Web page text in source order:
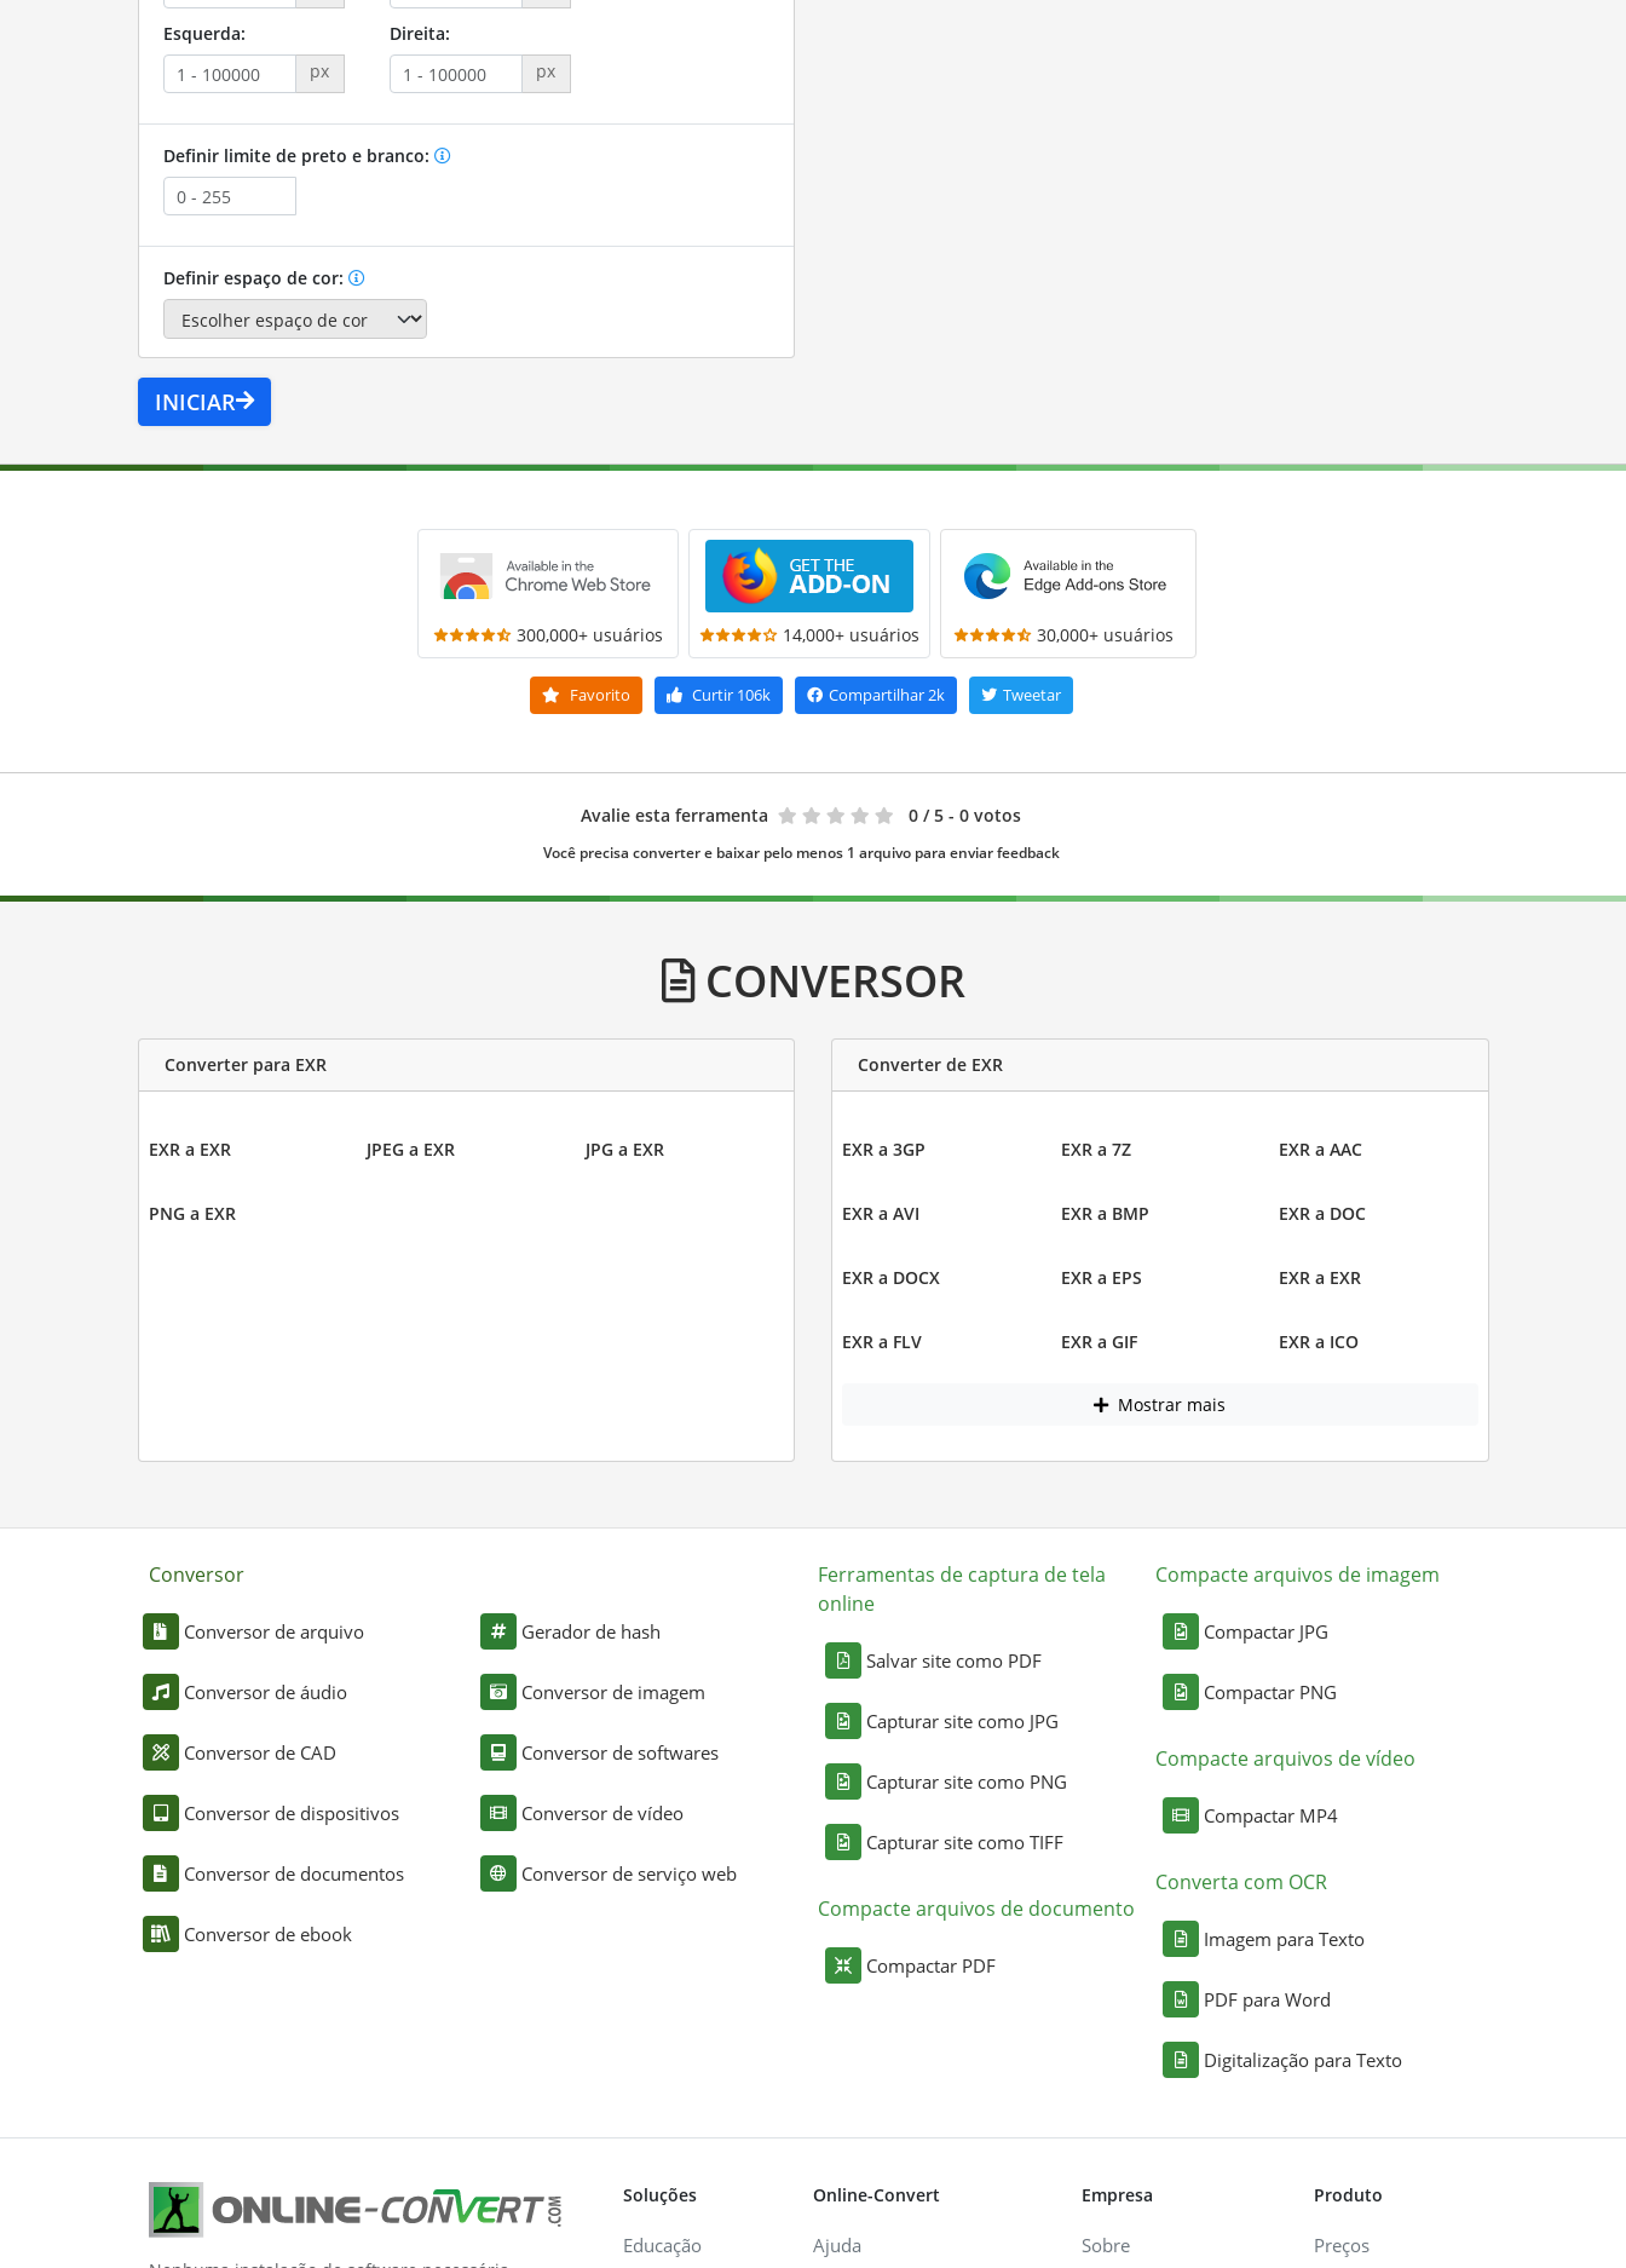
Esquerda:
px
Direita:
px
Definir limite de preto e branco:
Definir espaço de cor:
INICIAR
300,000+ usuários 14,000+ usuários 30,000+ usuários
Favorito Curtir106k Compartilhar2k Tweetar
Avalie esta ferramenta 0 / 5 - 0 votos
Você precisa converter e baixar pelo menos 1 arquivo para enviar feedback
CONVERSOR
Converter para EXR
EXR a EXR JPEG a EXR JPG a EXR
PNG a EXR
Converter de EXR
EXR a 3GP EXR a 7Z EXR a AAC
EXR a AVI EXR a BMP EXR a DOC
EXR a DOCX EXR a EPS EXR a EXR
EXR a FLV EXR a GIF EXR a ICO
Mostrar mais
Conversor
Conversor de arquivo
Conversor de áudio
Conversor de CAD
Conversor de dispositivos
Conversor de documentos
Conversor de ebook
Gerador de hash
Conversor de imagem
Conversor de softwares
Conversor de vídeo
Conversor de serviço web
Ferramentas de captura de tela
online
Salvar site como PDF
Capturar site como JPG
Capturar site como PNG
Capturar site como TIFF
Compacte arquivos de documento
Compactar PDF
Compacte arquivos de imagem
Compactar JPG
Compactar PNG
Compacte arquivos de vídeo
Compactar MP4
Converta com OCR
Imagem para Texto
PDF para Word
Digitalização para Texto
Soluções
Educação
Online-Convert
Ajuda
Empresa
Sobre
Produto
Preços